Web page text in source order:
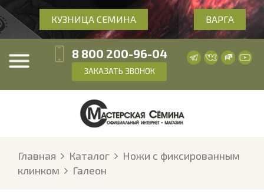
КУЗНИЦА СЕМИНА ВАРГА
8 800 200-96-04
ЗАКАЗАТЬ ЗВОНОК
Главная Каталог
Ножи с фиксированным
клинком
Галеон